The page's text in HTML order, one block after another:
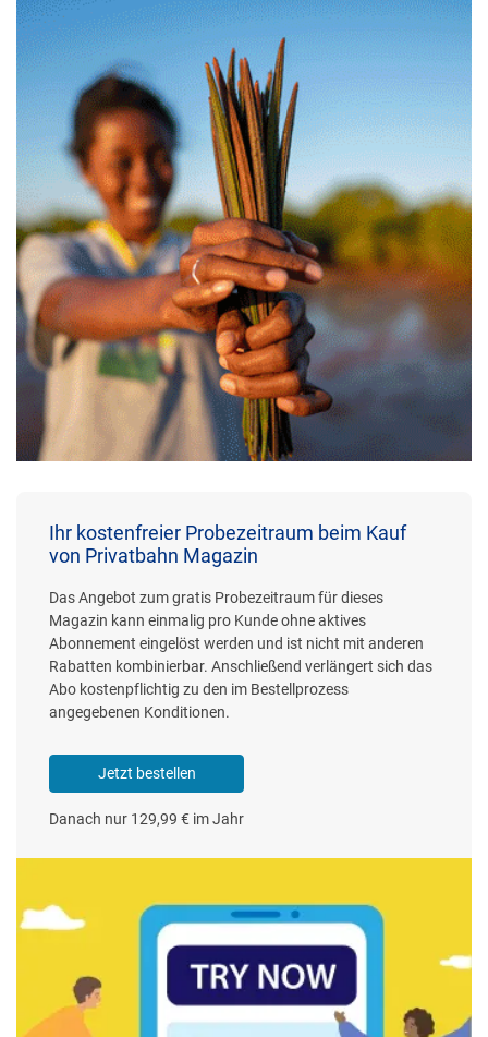
Ihr kostenfreier Probezeitraum beim Kauf
von Privatbahn Magazin
Das Angebot zum gratis Probezeitraum für dieses
Magazin kann einmalig pro Kunde ohne aktives
Abonnement eingelöst werden und ist nicht mit anderen
Rabatten kombinierbar. Anschließend verlängert sich das
Abo kostenpflichtig zu den im Bestellprozess
angegebenen Konditionen.
Jetzt bestellen
Danach nur 129,99 € im Jahr